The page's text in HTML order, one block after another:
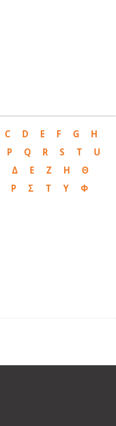
C D E F G
H
P Q R S T
U
Δ Ε Ζ Η
Θ
Ρ Σ Τ Υ
Φ